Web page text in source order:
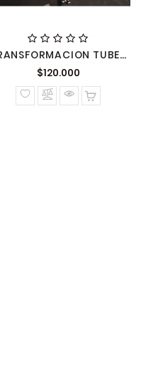
TRANSFORMACION TUBELESS POR RUEDA
$120.000Precio
normal